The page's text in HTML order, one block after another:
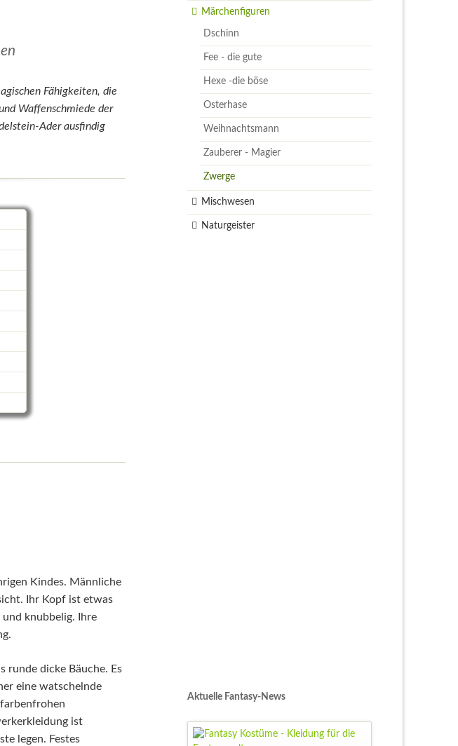
Fähigkeiten, die
Waffenschmiede der
Ader ausfindig
Kindes. Männliche
Ihr Kopf ist etwas
knubbelig. Ihre
runde dicke Bäuche. Es
eine watschelnde
ist
legen. Festes
Märchenfiguren
Dschinn
Fee - die gute
Hexe -die böse
Osterhase
Weihnachtsmann
Zauberer - Magier
Zwerge
Mischwesen
Naturgeister
Aktuelle Fantasy-News